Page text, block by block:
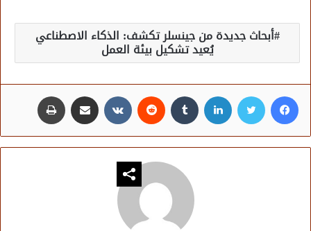
أبحاث جديدة من جينسلر تكشف: الذكاء الاصطناعي
يُعيد تشكيل بيئة العمل
فيسبوك تويتر لينكدإن مشاركة عبر البريد